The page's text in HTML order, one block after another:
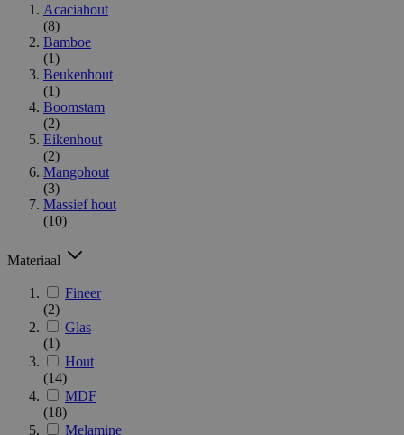
Acaciahout
(8)
Bamboe
(1)
Beukenhout
(1)
Boomstam
(2)
Eikenhout
(2)
Mangohout
(3)
Massief hout
(10)
Materiaal
Fineer
(2)
Glas
(1)
Hout
(14)
MDF
(18)
Melamine